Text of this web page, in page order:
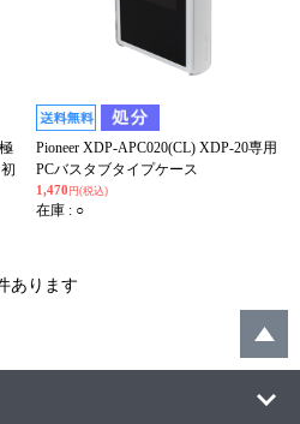
Pioneer XDP-APC020(CL) XDP-20専用
PCバスタブタイプケース
1,470 円(税込)
在庫 : ○
あります